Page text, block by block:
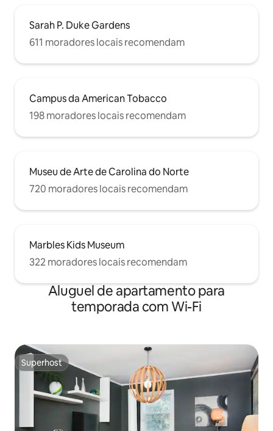
Sarah P. Duke Gardens
611 moradores locais recomendam
Campus da American Tobacco
198 moradores locais recomendam
Museu de Arte de Carolina do Norte
720 moradores locais recomendam
Marbles Kids Museum
322 moradores locais recomendam
Aluguel de apartamento para
temporada com Wi-Fi
Superhost
Superhost